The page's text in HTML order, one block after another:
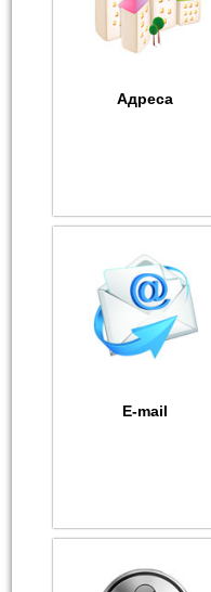
Адреса
E-mail